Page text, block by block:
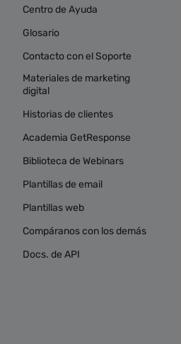
Centro de Ayuda
Glosario
Contacto con el Soporte
Materiales de marketing
digital
Historias de clientes
Academia GetResponse
Biblioteca de Webinars
Plantillas de email
Plantillas web
Compáranos con los demás
Docs. de API